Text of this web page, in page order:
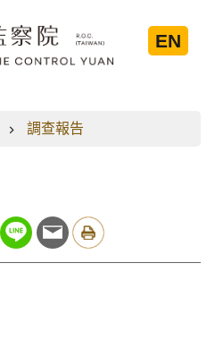
EN
調查報告